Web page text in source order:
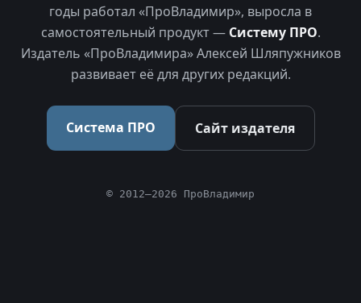
годы работал «ПроВладимир», выросла в
самостоятельный продукт — Систему ПРО.
Издатель «ПроВладимира» Алексей Шляпужников
развивает её для других редакций.
Система ПРО Сайт издателя
© 2012–2026 ПроВладимир